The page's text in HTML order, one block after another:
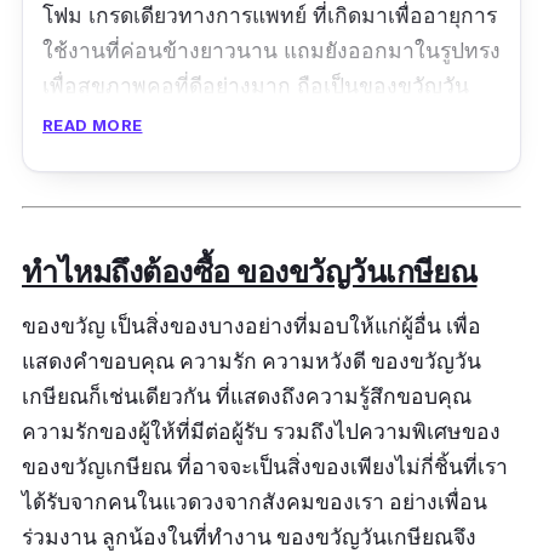
โฟม เกรดเดียวทางการแพทย์ ที่เกิดมาเพื่ออายุการ
ใช้งานที่ค่อนข้างยาวนาน แถมยังออกมาในรูปทรง
เพื่อสุขภาพคอที่ดีอย่างมาก ถือเป็นของขวัญวัน
เกษียณผู้ชายที่ดีมาก และเป็นสินค้าที่ทุกบ้านควรมี
ดี ลองนอนดูแล้วหมอนนุ่มสบายมากเลยหลับยาว
ฝันหวานตลอดตื่นมาไม่ปวดต้นคอค่ะดีงามมาก
READ MORE
ทำไหมถึงต้องซื้อ ของขวัญวันเกษียณ
ของขวัญ เป็นสิ่งของบางอย่างที่มอบให้แก่ผู้อื่น เพื่อ
แสดงคำขอบคุณ ความรัก ความหวังดี ของขวัญวัน
เกษียณก็เช่นเดียวกัน ที่แสดงถึงความรู้สึกขอบคุณ
ความรักของผู้ให้ที่มีต่อผู้รับ รวมถึงไปความพิเศษของ
ของขวัญเกษียณ ที่อาจจะเป็นสิ่งของเพียงไม่กี่ชิ้นที่เรา
ได้รับจากคนในแวดวงจากสังคมของเรา อย่างเพื่อน
ร่วมงาน ลูกน้องในที่ทำงาน ของขวัญวันเกษียณจึง